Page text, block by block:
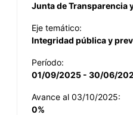
Junta de Transparencia
Eje temático:
Integridad pública y
Período:
01/09/2025 - 30/06/
Avance al 03/10/2025:
0%